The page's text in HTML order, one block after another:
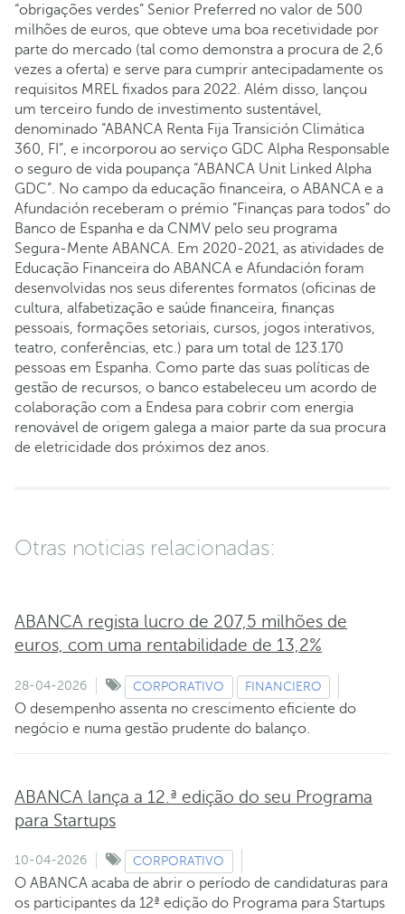
“obrigações verdes” Senior Preferred no valor de 500
milhões de euros, que obteve uma boa recetividade por
parte do mercado (tal como demonstra a procura de 2,6
vezes a oferta) e serve para cumprir antecipadamente os
requisitos MREL fixados para 2022. Além disso, lançou
um terceiro fundo de investimento sustentável,
denominado “ABANCA Renta Fija Transición Climática
360, FI”, e incorporou ao serviço GDC Alpha Responsable
o seguro de vida poupança “ABANCA Unit Linked Alpha
GDC”. No campo da educação financeira, o ABANCA e a
Afundación receberam o prémio “Finanças para todos” do
Banco de Espanha e da CNMV pelo seu programa
Segura-Mente ABANCA. Em 2020-2021, as atividades de
Educação Financeira do ABANCA e Afundación foram
desenvolvidas nos seus diferentes formatos (oficinas de
cultura, alfabetização e saúde financeira, finanças
pessoais, formações setoriais, cursos, jogos interativos,
teatro, conferências, etc.) para um total de 123.170
pessoas em Espanha. Como parte das suas políticas de
gestão de recursos, o banco estabeleceu um acordo de
colaboração com a Endesa para cobrir com energia
renovável de origem galega a maior parte da sua procura
de eletricidade dos próximos dez anos.
Otras noticias relacionadas:
ABANCA regista lucro de 207,5 milhões de
euros, com uma rentabilidade de 13,2%
28-04-2026 CORPORATIVO FINANCIERO
O desempenho assenta no crescimento eficiente do
negócio e numa gestão prudente do balanço.
ABANCA lança a 12.ª edição do seu Programa
para Startups
10-04-2026 CORPORATIVO
O ABANCA acaba de abrir o período de candidaturas para
os participantes da 12ª edição do Programa para Startups